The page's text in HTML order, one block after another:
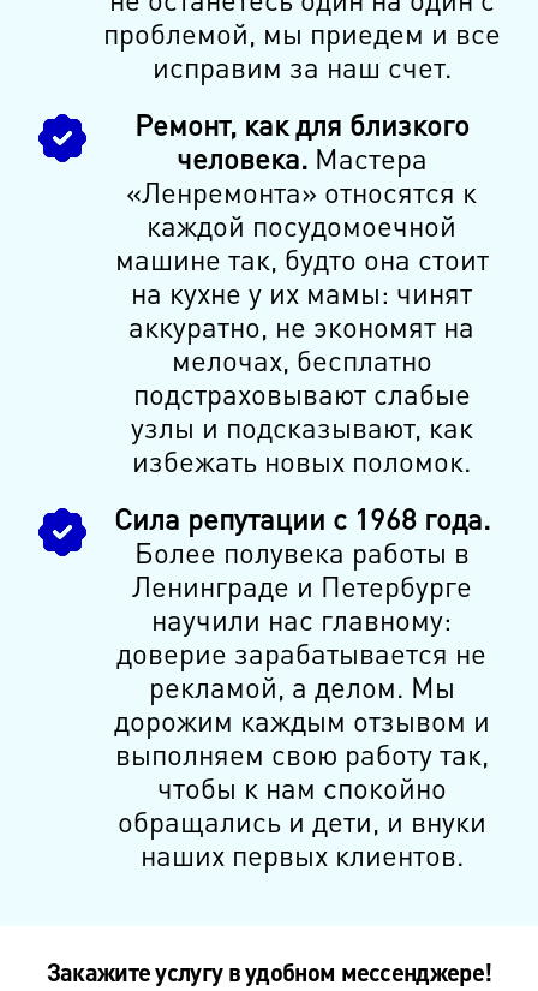
проблемой, мы приедем и все
исправим за наш счет.
Ремонт, как для близкого
человека.Мастера
«Ленремонта» относятся к
каждой посудомоечной
машине так, будто она стоит
на кухне у их мамы: чинят
аккуратно, не экономят на
мелочах, бесплатно
подстраховывают слабые
узлы и подсказывают, как
избежать новых поломок.
Сила репутации с 1968 года.
Более полувека работы в
Ленинграде и Петербурге
научили нас главному:
доверие зарабатывается не
рекламой, а делом. Мы
дорожим каждым отзывом и
выполняем свою работу так,
чтобы к нам спокойно
обращались и дети, и внуки
наших первых клиентов.
Закажите услугу в удобном мессенджере!